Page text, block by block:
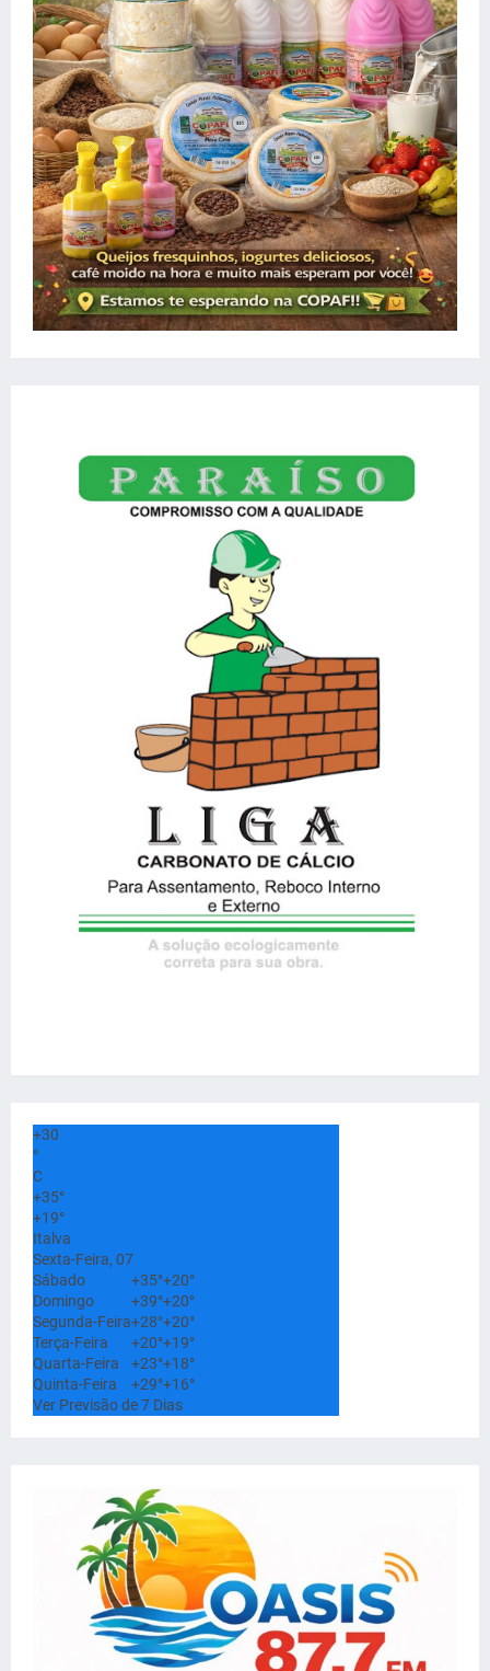
+30
°
C
+35°
+19°
Italva
Sexta-Feira, 07
Sábado
+35°+20°
Domingo
+39°+20°
Segunda-Feira+28°+20°
Terça-Feira
+20°+19°
Quarta-Feira
+23°+18°
Quinta-Feira
+29°+16°
Ver Previsão de 7 Dias